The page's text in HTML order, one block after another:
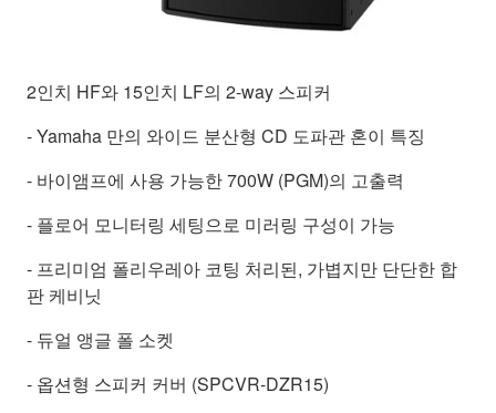
2인치 HF와 15인치 LF의 2-way 스피커
- Yamaha 만의 와이드 분산형 CD 도파관 혼이 특징
- 바이앰프에 사용 가능한 700W (PGM)의 고출력
- 플로어 모니터링 세팅으로 미러링 구성이 가능
- 프리미엄 폴리우레아 코팅 처리된, 가볍지만 단단한 합
판 케비닛
- 듀얼 앵글 폴 소켓
- 옵션형 스피커 커버 (SPCVR-DZR15)